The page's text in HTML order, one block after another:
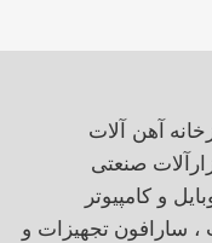
آهن آلات
صنعتی
و کامپیوتر
سارافون تجهیزات و